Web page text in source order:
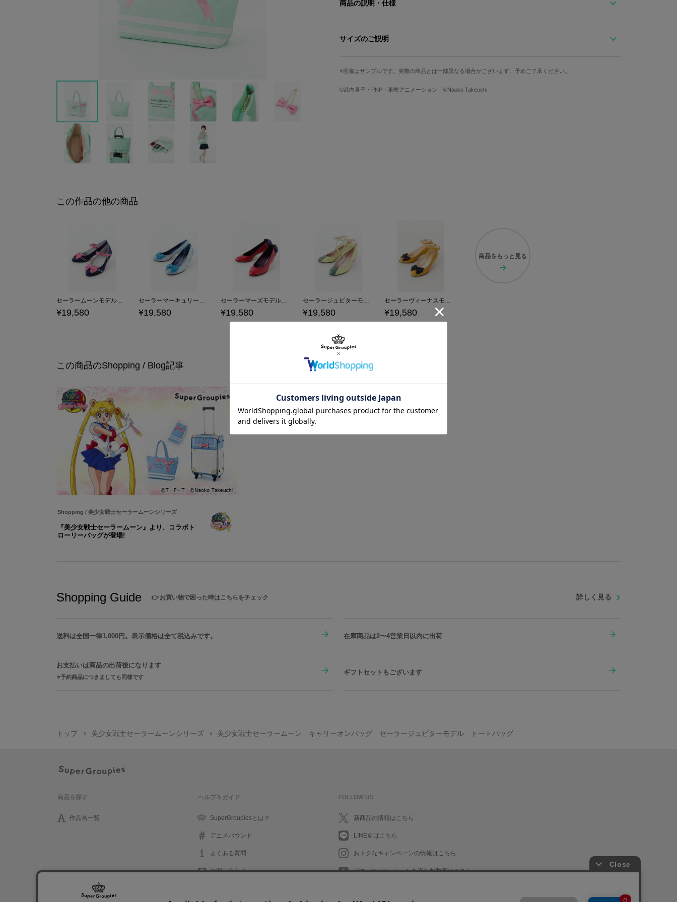
商品の説明・仕様
取り外しができるバックチャームで幅広いTPOに対応します。
オリジナルの星形ファスナーチャームもチャーミングです☆
サイズのご説明
サイズ 縦 横 マチ 持ち手
Free 30cm 34cm
画像はサンプルです。実際の商品とは一部異なる場合がございます。予めご了承ください。
©武内直子・PNP・東映アニメーション ©Naoko Takeuchi
この作品の他の商品
¥19,580 ¥19,580
セーラーマーズモデルパンプス パンプス 美少女戦士セーラームーン
¥19,580 ¥19,580 ¥19,580
商品を もっと見る
この商品のShopping / Blog記事
Shopping / 美少女戦士セーラームーンシリーズ
『美少女戦士セーラームーン』より、コラボト
ローリーバッグが登場!
Shopping Guide 👉お買い物で困った時はこちらをチェック 詳しく見る
送料は全国一律1,000円。表示価格は全て税込みです。 在庫商品は2〜4営業日以内に出荷
お支払いは商品の出荷後になります
予約商品につきましても同様です
ギフトセットもございます
トップ 美少女戦士セーラームーンシリーズ 美少女戦士セーラームーン キャリーオンバッグ セーラージュピターモデル トートバッグ
商品を探す
作品名一覧
ヘルプ＆ガイド
SuperGroupiesとは？
アニメバウンド
よくある質問
お問い合わせ
FOLLOW US
新商品の情報はこちら
LINE＠はこちら
おトクなキャンペーンの情報はこちら
アニメ×ファッションを楽しむ動画はこちら